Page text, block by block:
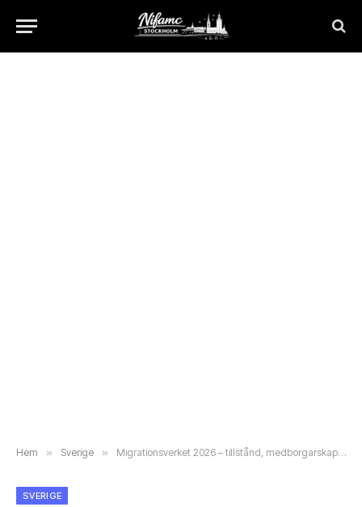
Hem » Sverige » Migrationsverket 2026 – tillstånd, medborgarskap och e-tjänster
SVERIGE